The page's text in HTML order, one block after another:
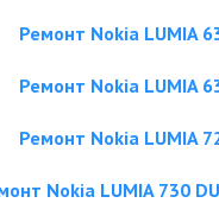
Ремонт Nokia LUMIA
Ремонт Nokia LUMIA
Ремонт Nokia LUMIA
Nokia LUMIA 730